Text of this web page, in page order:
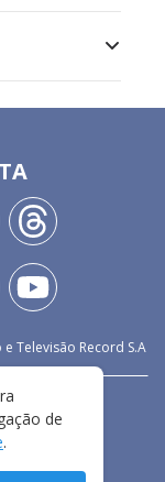
Televisão Record S.A
de
.